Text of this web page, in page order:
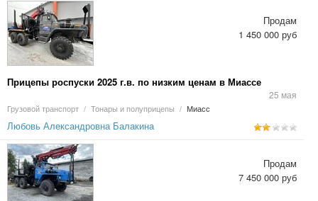
Прицепы роспуски 2025 г.в. по низким ценам в Миассе
25 мая
Грузовой транспорт / Тонары и полуприцепы / Миасс
Продам
1 450 000 руб
Любовь Александровна Балакина
Продам
7 450 000 руб